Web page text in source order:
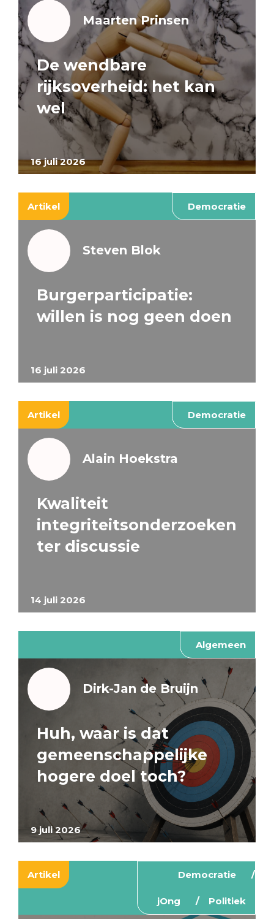
16 juli 2026
Maarten Prinsen
De wendbare
rijksoverheid: het kan
wel
Artikel Democratie
16 juli 2026
Steven Blok
Burgerparticipatie:
willen is nog geen doen
Artikel Democratie
14 juli 2026
Alain Hoekstra
Kwaliteit
integriteitsonderzoeken
ter discussie
Algemeen
9 juli 2026
Dirk-Jan de Bruijn
Huh, waar is dat
gemeenschappelijke
hogere doel toch?
Artikel Democratie
jOng Politiek